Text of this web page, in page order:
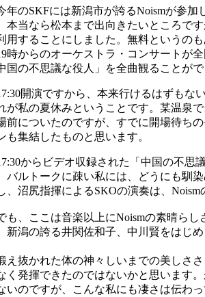
のSKFには新潟市が誇るNoismが参加
本当なら松本まで出向きたいところで
用することにしました。無料というのも
時からのオーケストラ・コンサートが
国の不思議な役人」を全曲観ることが
開演ですから、本来行けるはずもな
が私の夏休みということです。某温泉
前についたのですが、すでに開場待ち
も集結したものと思います。
からビデオ収録された「中国の不思
バルトークに疎い私には、どうにも馴
、沼尻指揮によるSKOの演奏は、
、ここは音楽以上にNoismの素晴らし
新潟の誇る井関佐和子、中川賢をはじ
抜かれた体の神々しいまでの美しさ
く発揮できたのではないかと思います
いのですが、こんな私にも凄さは伝わっ